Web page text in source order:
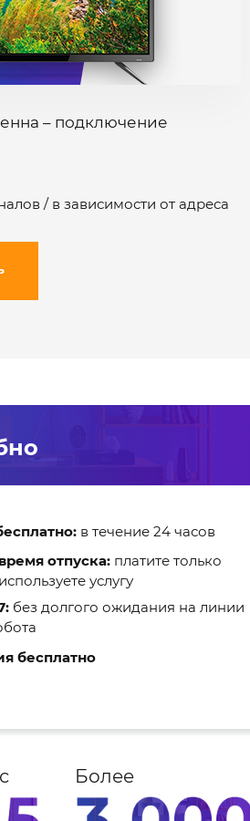
– подключение
/ в зависимости от адреса
Более
в течение 24 часов
отпуска: платите только
услугу
без долгого ожидания на линии
бесплатно